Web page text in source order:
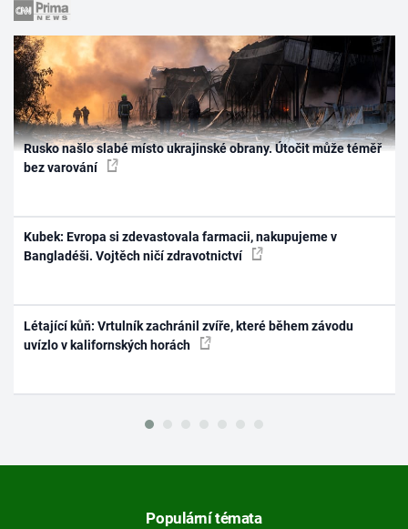
Rusko našlo slabé místo ukrajinské obrany. Útočit může téměř
bez varování
Kubek: Evropa si zdevastovala farmacii, nakupujeme v
Bangladéši. Vojtěch ničí zdravotnictví
Létající kůň: Vrtulník zachránil zvíře, které během závodu
uvízlo v kalifornských horách
Populární témata